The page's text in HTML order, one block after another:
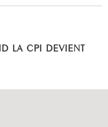
LA CPI DEVIENT